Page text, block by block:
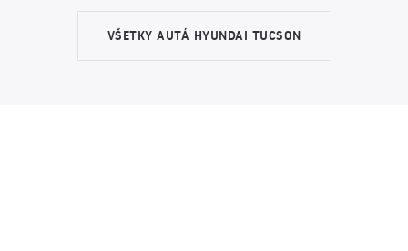
VŠETKY AUTÁ HYUNDAI TUCSON